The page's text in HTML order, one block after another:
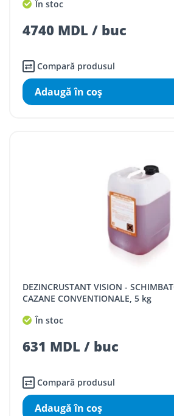
În stoc
4740 MDL / buc
Compară produsul
Adaugă în coş
DEZINCRUSTANT VISION - SCHIMBATOARE CALDURA
CAZANE CONVENTIONALE, 5 kg
În stoc
631 MDL / buc
Compară produsul
Adaugă în coş